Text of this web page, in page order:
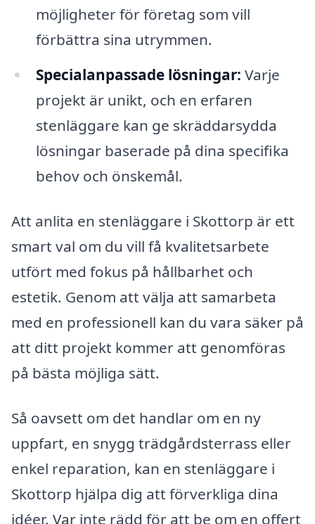
möjligheter för företag som vill
förbättra sina utrymmen.
Specialanpassade lösningar: Varje
projekt är unikt, och en erfaren
stenläggare kan ge skräddarsydda
lösningar baserade på dina specifika
behov och önskemål.
Att anlita en stenläggare i Skottorp är ett
smart val om du vill få kvalitetsarbete
utfört med fokus på hållbarhet och
estetik. Genom att välja att samarbeta
med en professionell kan du vara säker på
att ditt projekt kommer att genomföras
på bästa möjliga sätt.
Så oavsett om det handlar om en ny
uppfart, en snygg trädgårdsterrass eller
enkel reparation, kan en stenläggare i
Skottorp hjälpa dig att förverkliga dina
idéer. Var inte rädd för att be om en offert